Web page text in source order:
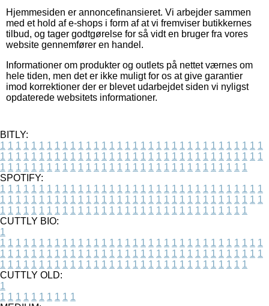
Hjemmesiden er annoncefinansieret. Vi arbejder sammen
med et hold af e-shops i form af at vi fremviser butikkernes
tilbud, og tager godtgørelse for så vidt en bruger fra vores
website gennemfører en handel.
Informationer om produkter og outlets på nettet værnes om
hele tiden, men det er ikke muligt for os at give garantier
imod korrektioner der er blevet udarbejdet siden vi nyligst
opdaterede websitets informationer.
BITLY:
1 1 1 1 1 1 1 1 1 1 1 1 1 1 1 1 1 1 1 1 1 1 1 1 1 1 1 1 1 1 1 1 1 1
1 1 1 1 1 1 1 1 1 1 1 1 1 1 1 1 1 1 1 1 1 1 1 1 1 1 1 1 1 1 1 1 1 1
1 1 1 1 1 1 1 1 1 1 1 1 1 1 1 1 1 1 1 1 1 1 1 1 1 1 1 1 1 1 1 1
SPOTIFY:
1 1 1 1 1 1 1 1 1 1 1 1 1 1 1 1 1 1 1 1 1 1 1 1 1 1 1 1 1 1 1 1 1 1
1 1 1 1 1 1 1 1 1 1 1 1 1 1 1 1 1 1 1 1 1 1 1 1 1 1 1 1 1 1 1 1 1 1
1 1 1 1 1 1 1 1 1 1 1 1 1 1 1 1 1 1 1 1 1 1 1 1 1 1 1 1 1 1 1 1
CUTTLY BIO:
1
1 1 1 1 1 1 1 1 1 1 1 1 1 1 1 1 1 1 1 1 1 1 1 1 1 1 1 1 1 1 1 1 1 1
1 1 1 1 1 1 1 1 1 1 1 1 1 1 1 1 1 1 1 1 1 1 1 1 1 1 1 1 1 1 1 1 1 1
1 1 1 1 1 1 1 1 1 1 1 1 1 1 1 1 1 1 1 1 1 1 1 1 1 1 1 1 1 1 1 1
CUTTLY OLD:
1
1 1 1 1 1 1 1 1 1 1